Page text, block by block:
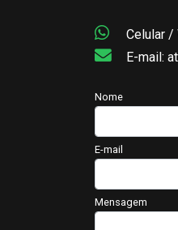
Celular /
E-mail:
Nome
E-mail
Mensagem